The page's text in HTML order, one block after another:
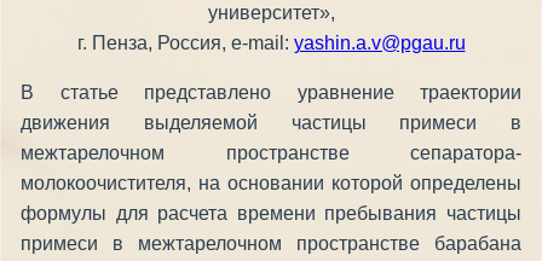
университет»,
г. Пенза, Россия, e-mail: yashin.a.v@pgau.ru
В статье представлено уравнение траектории
движения выделяемой частицы примеси в
межтарелочном пространстве сепаратора-
молокоочистителя, на основании которой определены
формулы для расчета времени пребывания частицы
примеси в межтарелочном пространстве барабана